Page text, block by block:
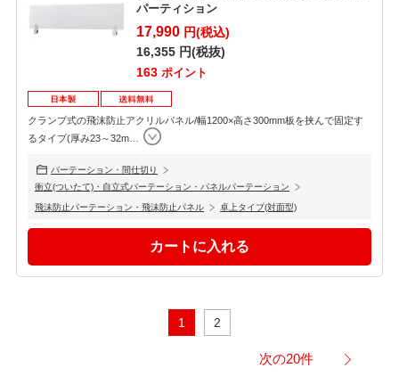
パーティション
17,990円(税込)
16,355円(税抜)
163 ポイント
クランプ式の飛沫防止アクリルパネル/幅1200×高さ300mm板を挟んで固定す
るタイプ(厚み23～32m
パーテーション・間仕切り
衝立(ついたて)・自立式パーテーション・パネルパーテーション
飛沫防止パーテーション・飛沫防止パネル 卓上タイプ(対面型)
1 2
次の20件